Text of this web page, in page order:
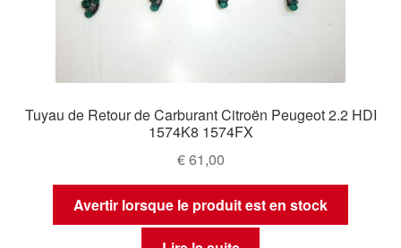
Tuyau de Retour de Carburant Citroën Peugeot 2.2 HDI
1574K8 1574FX
€61,00
Avertir lorsque le produit est en stock